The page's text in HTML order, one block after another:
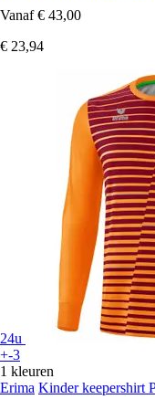
Vanaf € 43,00
€ 23,94
24u
+-3
1 kleuren
Erima Kinder keepershirt